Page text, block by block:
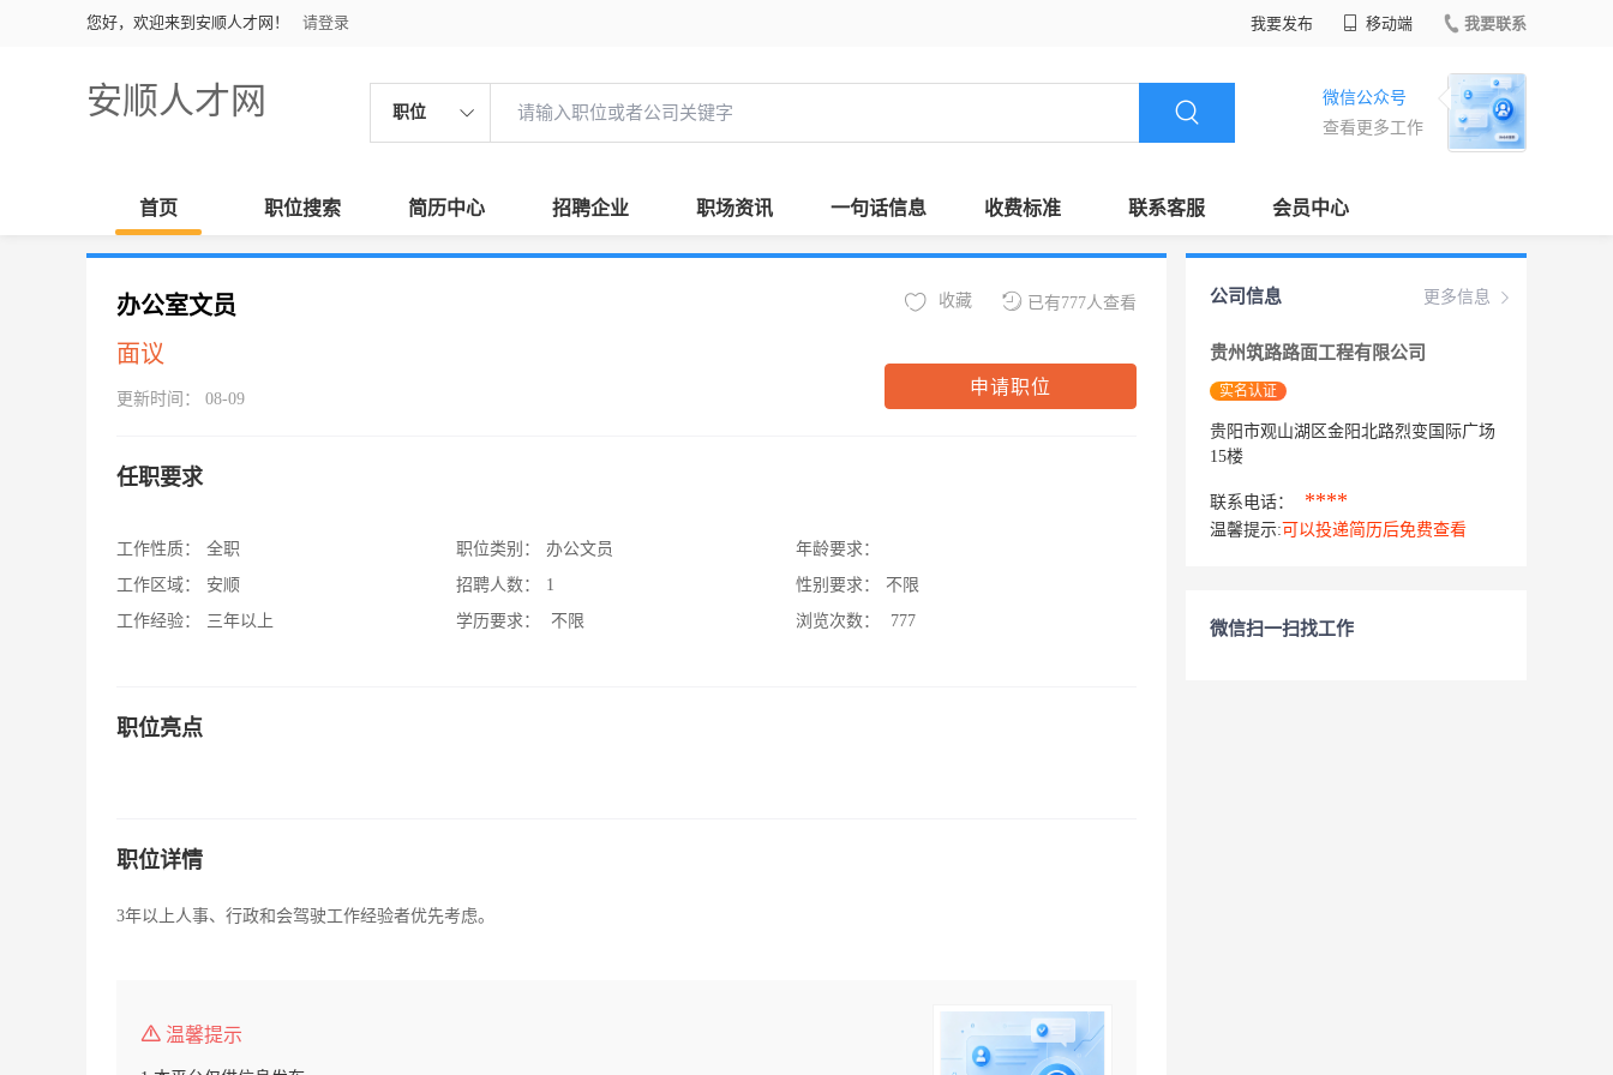
您好，欢迎来到安顺人才网！ 请登录 我要发布 移动端 我要联系
安顺人才网 职位
微信公众号
查看更多工作
首页 职位搜索 简历中心 招聘企业 职场资讯 一句话信息 收费标准 联系客服 会员中心
办公室文员
面议
更新时间： 08-09
已有777人查看
收藏
申请职位
任职要求
工作性质：
全职
工作区域：
安顺
工作经验：
三年以上
职位类别：
办公文员
招聘人数：
1
学历要求：
不限
年龄要求：
性别要求：
不限
浏览次数：
777
职位亮点
职位详情
3年以上人事、行政和会驾驶工作经验者优先考虑。
温馨提示
更多信息
公司信息
贵州筑路路面工程有限公司
实名认证
贵阳市观山湖区金阳北路烈变国际广场
15楼
联系电话： ****
温馨提示: 可以投递简历后免费查看
微信扫一扫找工作